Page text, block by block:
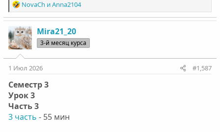
Р
е
а
к
ц
и
и
:
NovaCh иAnna2104
Mira21_20
3-й месяц курса
1 Июл 2026 #1,587
Семестр 3
Урок 3
Часть 3
3 часть - 55 мин